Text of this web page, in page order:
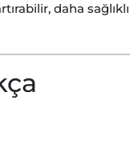
daha sağlıklı